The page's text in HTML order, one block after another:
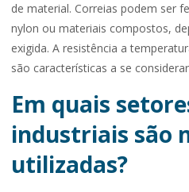
de material. Correias podem ser
nylon ou materiais compostos,
exigida. A resistência a
são características a se
Em quais
industriais são
utilizadas?